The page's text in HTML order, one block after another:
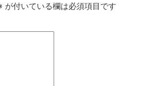
が付いている欄は必須項目です